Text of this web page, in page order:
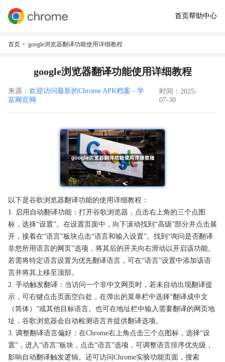
首页帮助中心
首页 > google浏览器翻译功能使用详细教程
google浏览器翻译功能使用详细教程
来源： 欢迎访问最新的Chrome APK档案 - 学
富网官网
时间：2025-
07-30
以下是谷歌浏览器翻译功能的使用详细教程：
1. 启用自动翻译功能：打开谷歌浏览器，点击右上角的三个点图
标，选择“设置”。在设置页面中，向下滚动找到“高级”部分并点击展
开，接着在“语言”板块点击“语言和输入设置”。找到“询问是否翻译
非您所用语言的网页”选项，将其后的开关向右滑动以开启该功能。
若需将特定语言设置为优先翻译语言，可在“语言”设置中添加该语
言并将其上移至顶部。
2. 手动触发翻译：当访问一个非中文网页时，若未自动出现翻译提
示，可右键点击页面空白处，在弹出的菜单栏中选择“翻译成中文
（简体）”或其他目标语言。也可在地址栏中输入需要翻译的网页地
址，谷歌浏览器会自动检测语言并提供翻译选项。
3. 调整翻译语言偏好：在Chrome右上角点击三个点图标，选择“设
置”，进入“语言”板块，点击“语言”选项，可调整语言排序优先级，
影响自动翻译触发逻辑。还可访问Chrome实验功能页面，搜索